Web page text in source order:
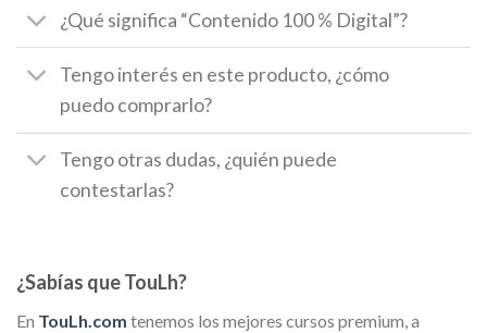
¿Qué significa “Contenido 100 % Digital”?
Tengo interés en este producto, ¿cómo
puedo comprarlo?
Tengo otras dudas, ¿quién puede
contestarlas?
¿Sabías que TouLh?
En TouLh.com tenemos los mejores cursos premium, a